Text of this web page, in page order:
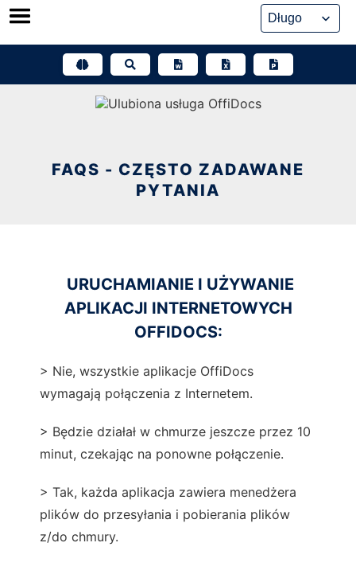
Przejdź
FAQS - CZĘSTO ZADAWANE
PYTANIA
URUCHAMIANIE I UŻYWANIE
APLIKACJI INTERNETOWYCH
OFFIDOCS:
> Nie, wszystkie aplikacje OffiDocs
wymagają połączenia z Internetem.
> Będzie działał w chmurze jeszcze przez 10
minut, czekając na ponowne połączenie.
> Tak, każda aplikacja zawiera menedżera
plików do przesyłania i pobierania plików
z/do chmury.